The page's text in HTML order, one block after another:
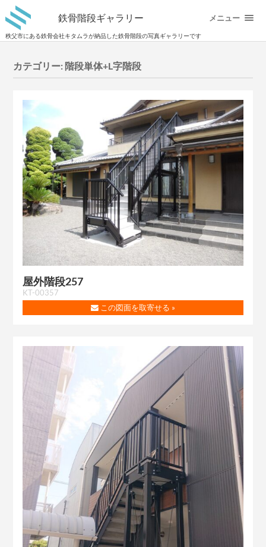
鉄骨階段ギャラリー
秩父市にある鉄骨会社キタムラが納品した鉄骨階段の写真ギャラリーです
メニュー
カテゴリー: 階段単体+L字階段
屋外階段257
KT-00357
この図面を取寄せる »